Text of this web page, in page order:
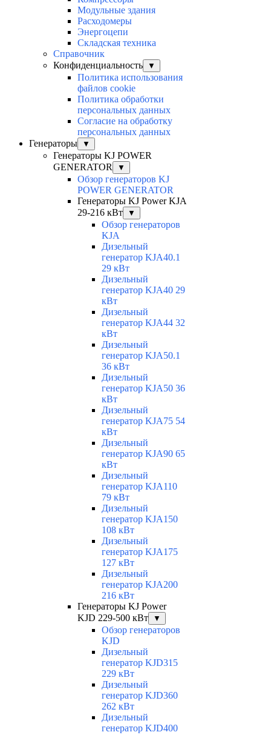
Модульные здания
Расходомеры
Энергоцепи
Складская техника
Справочник
Конфиденциальность
▼
Политика использования
файлов cookie
Политика обработки
персональных данных
Согласие на обработку
персональных данных
Генераторы
▼
Генераторы KJ POWER
GENERATOR
▼
Обзор генераторов KJ
POWER GENERATOR
Генераторы KJ Power KJA
29-216 кВт
▼
Обзор генераторов
KJA
Дизельный
генератор KJA40.1
29 кВт
Дизельный
генератор KJA40 29
кВт
Дизельный
генератор KJA44 32
кВт
Дизельный
генератор KJA50.1
36 кВт
Дизельный
генератор KJA50 36
кВт
Дизельный
генератор KJA75 54
кВт
Дизельный
генератор KJA90 65
кВт
Дизельный
генератор KJA110
79 кВт
Дизельный
генератор KJA150
108 кВт
Дизельный
генератор KJA175
127 кВт
Дизельный
генератор KJA200
216 кВт
Генераторы KJ Power
KJD 229-500 кВт
▼
Обзор генераторов
KJD
Дизельный
генератор KJD315
229 кВт
Дизельный
генератор KJD360
262 кВт
Дизельный
генератор KJD400